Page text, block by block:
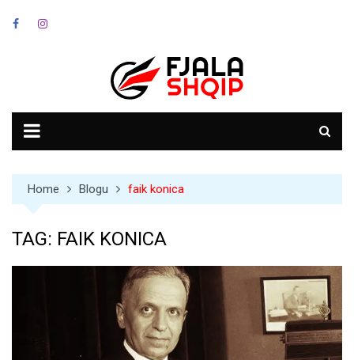
Home Blogu faik konica
TAG: FAIK KONICA